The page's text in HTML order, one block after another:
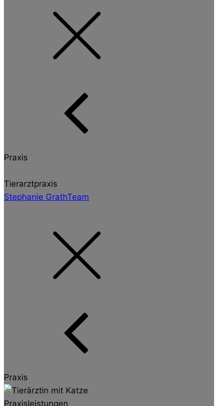
Praxis
Tierarztpraxis
Stephanie GrathTeam
Praxis
Praxisleistungen